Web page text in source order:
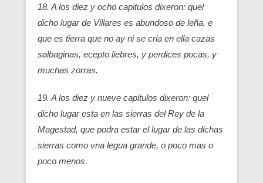
18. A los diez y ocho capitulos dixeron: quel
dicho lugar de Villares es abundoso de leña, e
que es tierra que no ay ni se cria en ella cazas
salbaginas, ecepto liebres, y perdices pocas, y
muchas zorras.
19. A los diez y nueve capitulos dixeron: quel
dicho lugar esta en las sierras del Rey de la
Magestad, que podra estar el lugar de las dichas
sierras como vna legua grande, o poco mas o
poco menos.